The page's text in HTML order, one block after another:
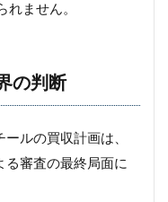
れません。
の判断
ルの買収計画は、
る審査の最終局面に